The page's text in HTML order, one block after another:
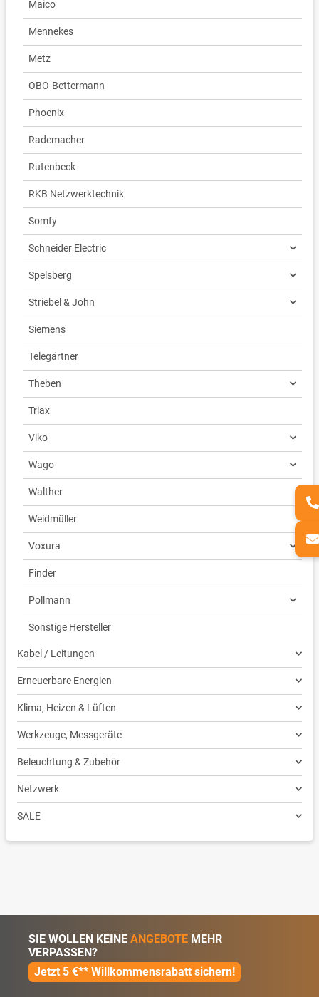
Maico
Mennekes
Metz
OBO-Bettermann
Phoenix
Rademacher
Rutenbeck
RKB Netzwerktechnik
Somfy
Schneider Electric
Spelsberg
Striebel & John
Siemens
Telegärtner
Theben
Triax
Viko
Wago
Walther
Weidmüller
Voxura
Finder
Pollmann
Sonstige Hersteller
Kabel / Leitungen
Erneuerbare Energien
Klima, Heizen & Lüften
Werkzeuge, Messgeräte
Beleuchtung & Zubehör
Netzwerk
SALE
SIE WOLLEN KEINE ANGEBOTE MEHR
VERPASSEN?
Jetzt 5 €** Willkommensrabatt sichern!